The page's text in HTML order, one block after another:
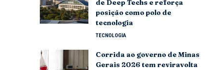
de Deep Techs e reforça
posição como polo de
tecnologia
TECNOLOGIA
Corrida ao governo de Minas
Gerais 2026 tem reviravolta